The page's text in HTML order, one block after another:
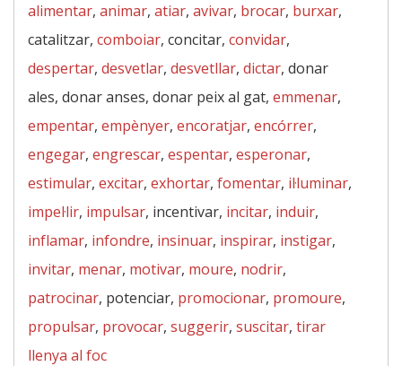
alimentar, animar, atiar, avivar, brocar, burxar,
catalitzar, comboiar, concitar, convidar,
despertar, desvetlar, desvetllar, dictar, donar
ales, donar anses, donar peix al gat, emmenar,
empentar, empènyer, encoratjar, encórrer,
engegar, engrescar, espentar, esperonar,
estimular, excitar, exhortar, fomentar, il·luminar,
impel·lir, impulsar, incentivar, incitar, induir,
inflamar, infondre, insinuar, inspirar, instigar,
invitar, menar, motivar, moure, nodrir,
patrocinar, potenciar, promocionar, promoure,
propulsar, provocar, suggerir, suscitar, tirar
llenya al foc